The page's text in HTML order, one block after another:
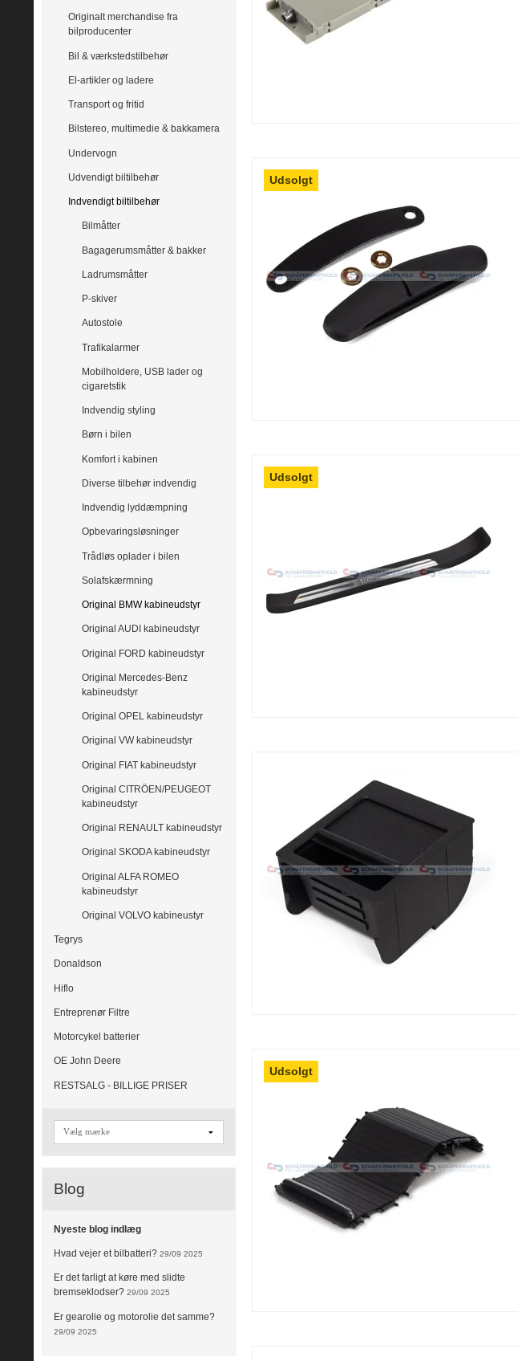
Originalt merchandise fra
bilproducenter
Bil & værkstedstilbehør
El-artikler og ladere
Transport og fritid
Bilstereo, multimedie & bakkamera
Undervogn
Udvendigt biltilbehør
Indvendigt biltilbehør
Bilmåtter
Bagagerumsmåtter & bakker
Ladrumsmåtter
P-skiver
Autostole
Trafikalarmer
Mobilholdere, USB lader og
cigaretstik
Indvendig styling
Børn i bilen
Komfort i kabinen
Diverse tilbehør indvendig
Indvendig lyddæmpning
Opbevaringsløsninger
Trådløs oplader i bilen
Solafskærmning
Original BMW kabineudstyr
Original AUDI kabineudstyr
Original FORD kabineudstyr
Original Mercedes-Benz
kabineudstyr
Original OPEL kabineudstyr
Original VW kabineudstyr
Original FIAT kabineudstyr
Original CITRÖEN/PEUGEOT
kabineudstyr
Original RENAULT kabineudstyr
Original SKODA kabineudstyr
Original ALFA ROMEO
kabineudstyr
Original VOLVO kabineustyr
Tegrys
Donaldson
Hiflo
Entreprenør Filtre
Motorcykel batterier
OE John Deere
RESTSALG - BILLIGE PRISER
Blog
Nyeste blog indlæg
Hvad vejer et bilbatteri? 29/09 2025
Er det farligt at køre med slidte
bremseklodser? 29/09 2025
Er gearolie og motorolie det samme?
29/09 2025
Udsolgt
Udsolgt
Udsolgt